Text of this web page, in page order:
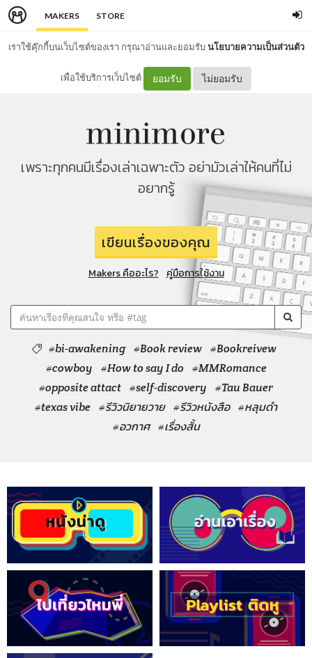
MAKERS STORE
เราใช้คุ๊กกี้บนเว็บไซต์ของเรา กรุณาอ่านและยอมรับนโยบายความเป็นส่วนตัว
เพื่อใช้บริการเว็บไซต์ ยอมรับ ไม่ยอมรับ
เพราะทุกคนมีเรื่องเล่าเฉพาะตัว อย่ามัวเล่าให้คนที่ไม่
อยากรู้
เขียนเรื่องของคุณ
Makers คืออะไร? คู่มือการใช้งาน
#bi-awakening #Book review #Bookreivew
#cowboy
#How to say I do
#MMRomance
#opposite attact #self-discovery
#Tau Bauer
#texas vibe #รีวิวนิยายวาย #รีวิวหนังสือ #หลุมดำ
#อวกาศ #เรื่องสั้น